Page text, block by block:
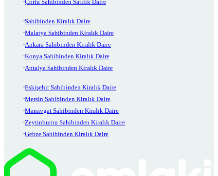
Çorlu Sahibinden Satılık Daire
Sahibinden Kiralık Daire
Malatya Sahibinden Kiralık Daire
Ankara Sahibinden Kiralık Daire
Konya Sahibinden Kiralık Daire
Antalya Sahibinden Kiralık Daire
Eskişehir Sahibinden Kiralık Daire
Mersin Sahibinden Kiralık Daire
Manavgat Sahibinden Kiralık Daire
Zeytinburnu Sahibinden Kiralık Daire
Gebze Sahibinden Kiralık Daire